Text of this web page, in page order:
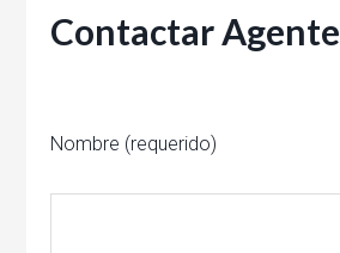
Contactar Agente
Nombre (requerido)